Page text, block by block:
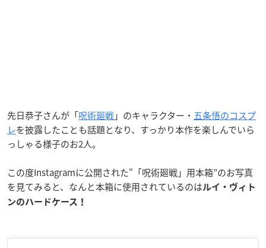
先日恭子さんが「呪術廻戦」のキャラクター・ 五条悟のコスプ
レを披露したことも話題となり、すっかり本作を楽しんでいら
っしゃる様子のお2人。
この度Instagramに公開された“「呪術廻戦」用本箱”のお写真
を見てみると、なんと本箱に使用されているのはルイ・ヴィト
ンのハードケース！